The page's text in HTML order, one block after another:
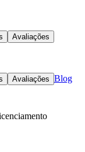
Avaliações
Avaliações Blog